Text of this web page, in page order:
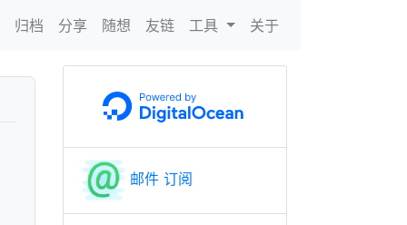
归档 分享 随想 友链 工具 关于
邮件 订阅